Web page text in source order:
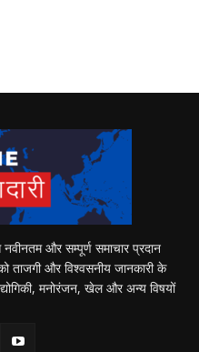
और सम्पूर्ण समाचार प्रदान
ताजगी और विश्वसनीय जानकारी के
मनोरंजन, खेल और अन्य विषयों